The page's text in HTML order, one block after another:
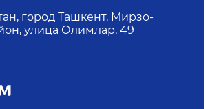
город Ташкент, Мирзо-
улица Олимлар, 49